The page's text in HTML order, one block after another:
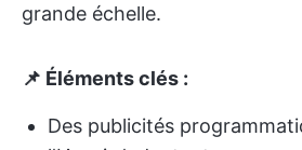
grande échelle.
📌 Éléments clés :
Des publicités